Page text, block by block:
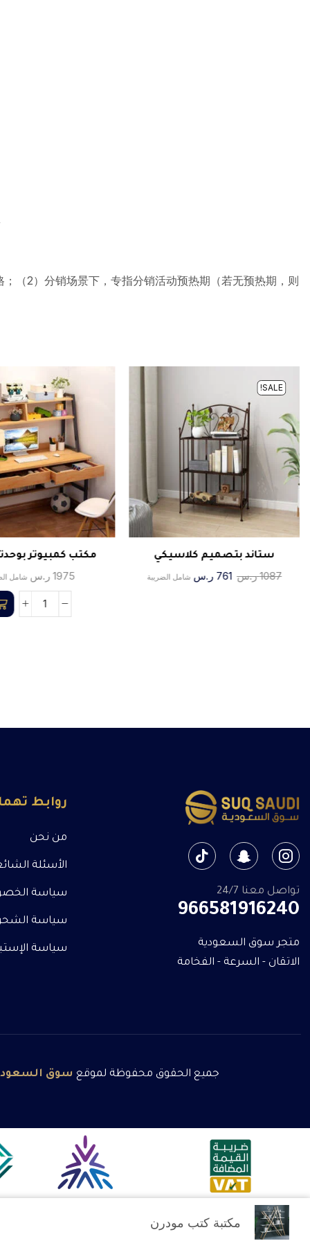
（2）分销场景下，专指分销活动预热期（若无预热期，则
SALE!
ستاند بتصميم كلاسيكي
1087 ر.س 761 ر.س شامل الضريبة
مكتب كمبيوتر
1975 ر.س شامل
مكتبة كتب مودرن
تواصل معنا 24/7
966581916240
متجر سوق السعودية
الاتقان - السرعة - الفخامة
روابط
من نحن
الأسئلة
سياسة
سياسة
سياسة
جميع الحقوق محفوظة لموقع سوق